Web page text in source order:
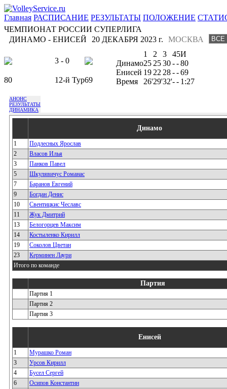
Главная РАСПИСАНИЕ РЕЗУЛЬТАТЫ ПОЛОЖЕНИЕ
ЧЕМПИОНАТ РОССИИ СУПЕРЛИГА
ДИНАМО - ЕНИСЕЙ
МОСКВА
20 ДЕКАБРЯ 2023 г.
3 - 0
80 12-й Тур69
1 2 3 45И
Динамо25 2530--80
Енисей 19 22 28--69
Время
26'29'32'-- 1:27
АНОНС
РЕЗУЛЬТАТЫ
ДИНАМИКА
Динамо
1
Подлесных Ярослав
2
Власов Илья
3
Панков Павел
5
Шкулявичус Романас
7
Баранов Евгений
9
Богдан Денис
10
Свентицкис Чеславс
11
Жук Дмитрий
13
Белогорцев Максим
14
Костыленко Кирилл
19
Соколов Цветан
23
Керминен Лаури
Итого по команде
Партия
Партия 1
Партия 2
Партия 3
Енисей
1
Мурашко Роман
3
Урсов Кирилл
4
Бусел Сергей
6
Осипов Константин